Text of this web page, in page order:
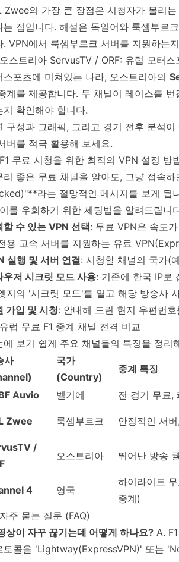
Zwee의 가장 큰 장점은 시청자가 몰리
는 점입니다. 해설은 독일어와 룩셈부르
. VPN에서 룩셈부르크 서버를 지원하는
스트리아 ServusTV / ORF: 유럽 모터스
스포츠에 미쳐있는 나라, 오스트리아의
계를 제공합니다. 두 채널이 레이스를
지 확인해야 합니다.
구성과 그래픽, 그리고 경기 전후 분석
버를 적극 활용해 보세요.
무료 시청을 위한 최적의 VPN 설정 방
리 좋은 무료 채널을 알아도, 그냥 접속
라는 절망적인 메시지를 보게 됩
를 우회하기 위한 세팅법을 알려드립니
할 수 있는 VPN 선택: 무료 VPN은 속도
용 고속 서버를 지원하는 유료
실행 및 서버 연결: 시청할 채널의 국가(
우저 시크릿 모드 사용: 기존에 한국 IP로
지의 '시크릿 모드'를 열고 해당 방송사
가입 및 시청: 안내해 드린 현지 우편번
럽 무료 F1 중계 채널 전격 비교
에 보기 쉽게 주요 채널들의 특징을 정리
사
국가
(Country)
중계 특징
Auvio
벨기에 전 경기 무료,
Zwee 룩셈부르크 안정적인 서
/
오스트리아 뛰어난 방송
4 영국
하이라이트
중계)
주 묻는 질문 (FAQ)
상이 자꾸 끊기는데 어떻게 하나요? A.
토콜을 'Lightway(ExpressVPN)' 또는